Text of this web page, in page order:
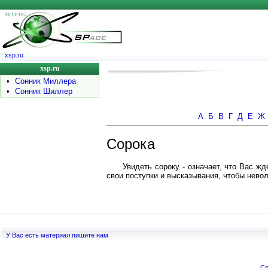
xsp.ru
xsp.ru
•
Сонник Миллера
•
Сонник Шиллер
А Б В Г Д Е Ж
Сорока
Увидеть сороку - означает, что Вас
свои поступки и высказывания, чтобы
У Вас есть материал пишите нам